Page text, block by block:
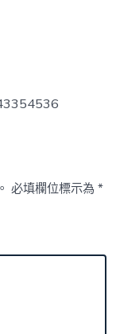
必填欄位標示為*